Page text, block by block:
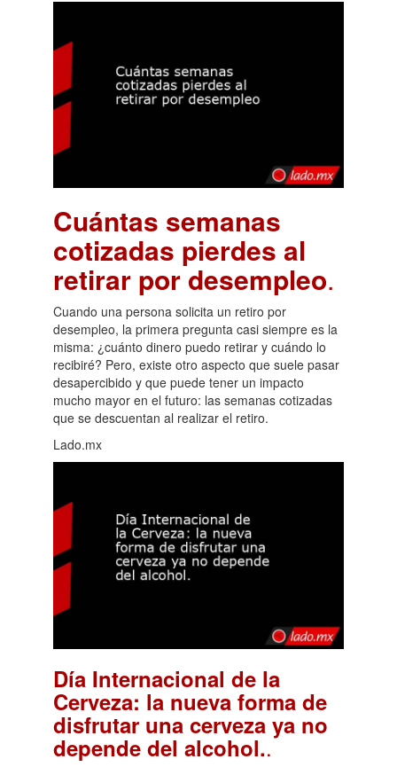
Cuántas semanas
cotizadas pierdes al
retirar por desempleo.
Cuando una persona solicita un retiro por
desempleo, la primera pregunta casi siempre es la
misma: ¿cuánto dinero puedo retirar y cuándo lo
recibiré? Pero, existe otro aspecto que suele pasar
desapercibido y que puede tener un impacto
mucho mayor en el futuro: las semanas cotizadas
que se descuentan al realizar el retiro.
Lado.mx
Día Internacional de la
Cerveza: la nueva forma de
disfrutar una cerveza ya no
depende del alcohol..